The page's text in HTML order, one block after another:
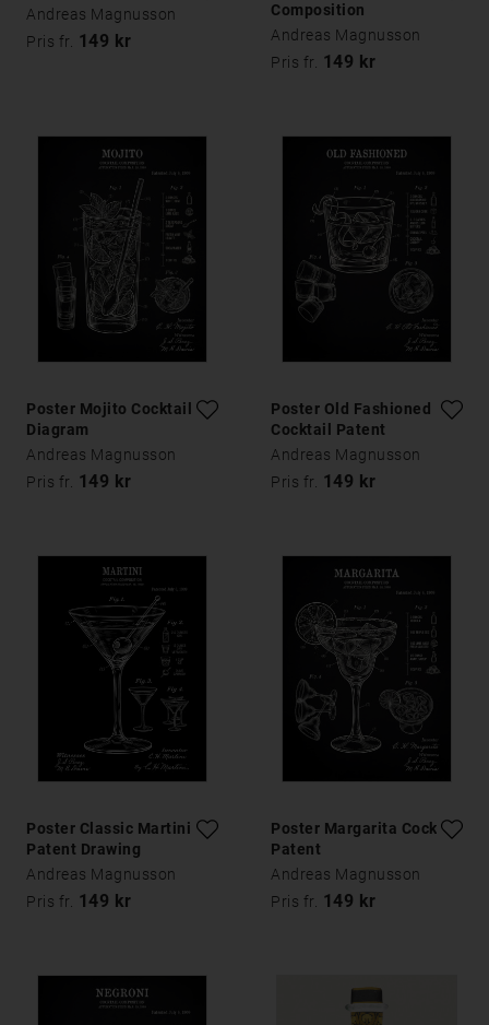
Andreas Magnusson
Pris fr. 149 kr
Composition
Andreas Magnusson
Pris fr. 149 kr
Poster Mojito Cocktail
Diagram
Andreas Magnusson
Pris fr. 149 kr
Poster Old Fashioned
Cocktail Patent
Andreas Magnusson
Pris fr. 149 kr
Poster Classic Martini
Patent Drawing
Andreas Magnusson
Pris fr. 149 kr
Poster Margarita Cocktail
Patent
Andreas Magnusson
Pris fr. 149 kr